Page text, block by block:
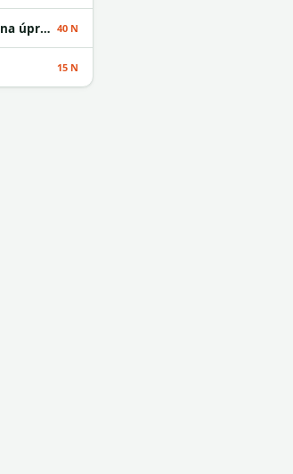
Odpady zo zariadení na úpravu odpadu 40 N
15 N